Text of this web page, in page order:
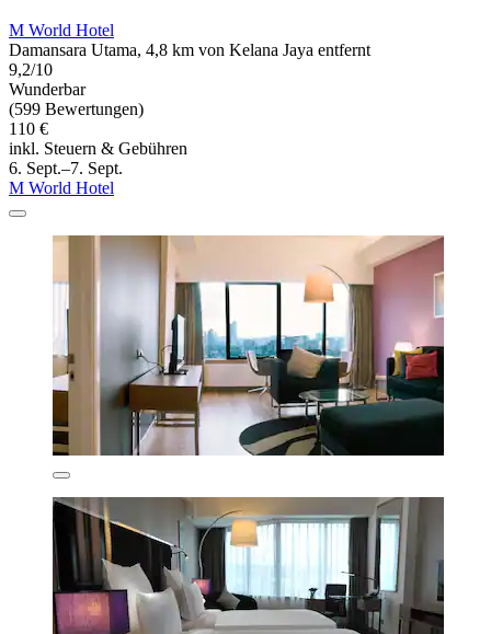
M World Hotel
Damansara Utama, 4,8 km von Kelana Jaya entfernt
9,2/10
Wunderbar
(599 Bewertungen)
110 €
inkl. Steuern & Gebühren
6. Sept.–7. Sept.
M World Hotel